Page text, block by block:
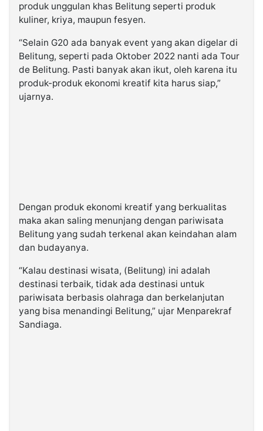
produk unggulan khas Belitung seperti produk
kuliner, kriya, maupun fesyen.
“Selain G20 ada banyak event yang akan digelar di
Belitung, seperti pada Oktober 2022 nanti ada Tour
de Belitung. Pasti banyak akan ikut, oleh karena itu
produk-produk ekonomi kreatif kita harus siap,”
ujarnya.
Dengan produk ekonomi kreatif yang berkualitas
maka akan saling menunjang dengan pariwisata
Belitung yang sudah terkenal akan keindahan alam
dan budayanya.
“Kalau destinasi wisata, (Belitung) ini adalah
destinasi terbaik, tidak ada destinasi untuk
pariwisata berbasis olahraga dan berkelanjutan
yang bisa menandingi Belitung,” ujar Menparekraf
Sandiaga.